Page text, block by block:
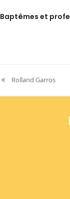
Baptêmes et
previous
post:
Rolland Garros